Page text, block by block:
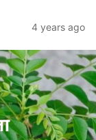
4 years ago